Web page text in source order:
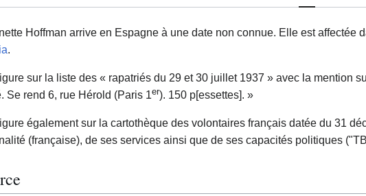
Hoffman arrive en Espagne à une date non connue. Elle est affectée
.
sur la liste des « rapatriés du 29 et 30 juillet 1937 » avec la mention
Se rend 6, rue Hérold (Paris 1er). 150 p[essettes]. »
également sur la cartothèque des volontaires français datée du 31
(française), de ses services ainsi que de ses capacités politiques